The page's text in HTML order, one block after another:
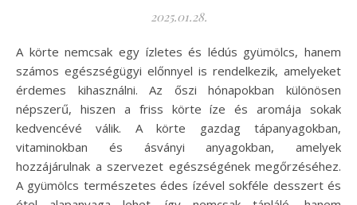
2025.01.28.
A körte nemcsak egy ízletes és lédús gyümölcs, hanem
számos egészségügyi előnnyel is rendelkezik, amelyeket
érdemes kihasználni. Az őszi hónapokban különösen
népszerű, hiszen a friss körte íze és aromája sokak
kedvencévé válik. A körte gazdag tápanyagokban,
vitaminokban és ásványi anyagokban, amelyek
hozzájárulnak a szervezet egészségének megőrzéséhez.
A gyümölcs természetes édes ízével sokféle desszert és